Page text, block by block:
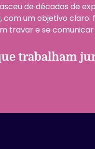
de décadas de
um objetivo claro:
travar e se
trabalham